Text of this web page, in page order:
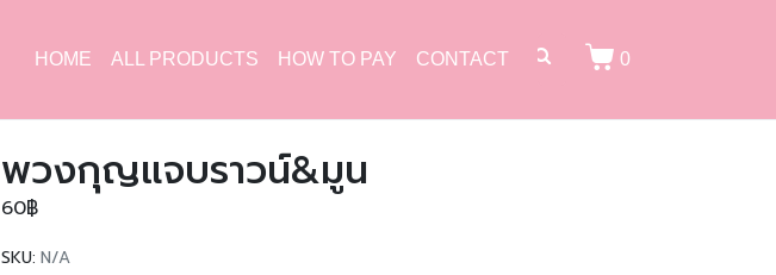
HOME ALL PRODUCTS HOW TO PAY CONTACT 0
พวงกุญแจบราวน์&มูน
60฿
SKU: N/A